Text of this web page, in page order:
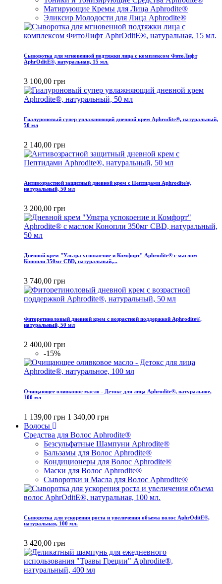
Матирующие Кремы для Лица Aphrodite®
Эликсир Молодости для Лица Aphrodite®
Сыворотка для мгновенной подтяжки лица с комплексом ФитоЛифт
AphrOditE®, натуральная, 15 мл.
3 100,00 грн
Гиалуроновый супер увлажняющий дневной крем Aphrodite®, натуральный,
50 мл
2 140,00 грн
Антивозрастной защитный дневной крем с Пептидами Aphrodite®,
натуральный, 50 мл
3 200,00 грн
Дневной крем "Ультра успокоение и Комфорт" Aphrodite® с маслом
Конопли 350мг CBD, натуральный,...
3 740,00 грн
Фиторетиноловый дневной крем с возрастной поддержкой Aphrodite®,
натуральный, 50 мл
2 400,00 грн
-15%
Очищающее оливковое масло - Детокс для лица Aphrodite®, натуральное,
100 мл
1 139,00 грн 1 340,00 грн
Волосы
Средства для Волос Aphrodite®
Безсульфатные Шампуни Aphrodite®
Бальзамы для Волос Aphrodite®
Кондиционеры для Волос Aphrodite®
Маски для Волос Aphrodite®
Сыворотки и Масла для Волос Aphrodite®
Сыворотка для ускорения роста и увеличения объема волос AphrOditE®,
натуральная, 100 мл.
3 420,00 грн